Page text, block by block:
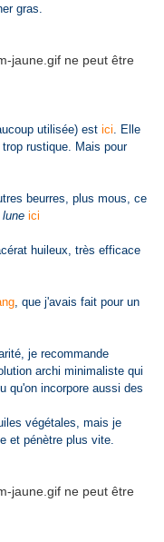
gras.
utilisée) est ici. Elle
rustique. Mais pour
beurres, plus mous, ce
ici
huileux, très efficace
, que j'avais fait pour un
je recommande
archi minimaliste qui
qu'on incorpore aussi des
végétales, mais je
et pénètre plus vite.